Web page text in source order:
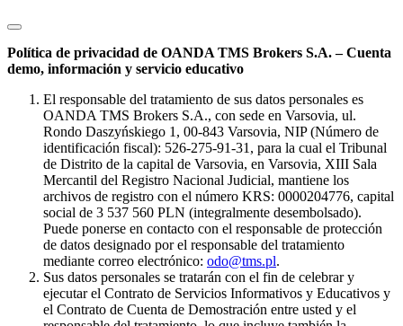
Política de privacidad de OANDA TMS Brokers S.A. – Cuenta
demo, información y servicio educativo
El responsable del tratamiento de sus datos personales es
OANDA TMS Brokers S.A., con sede en Varsovia, ul.
Rondo Daszyńskiego 1, 00-843 Varsovia, NIP (Número de
identificación fiscal): 526-275-91-31, para la cual el Tribunal
de Distrito de la capital de Varsovia, en Varsovia, XIII Sala
Mercantil del Registro Nacional Judicial, mantiene los
archivos de registro con el número KRS: 0000204776, capital
social de 3 537 560 PLN (integralmente desembolsado).
Puede ponerse en contacto con el responsable de protección
de datos designado por el responsable del tratamiento
mediante correo electrónico: odo@tms.pl.
Sus datos personales se tratarán con el fin de celebrar y
ejecutar el Contrato de Servicios Informativos y Educativos y
el Contrato de Cuenta de Demostración entre usted y el